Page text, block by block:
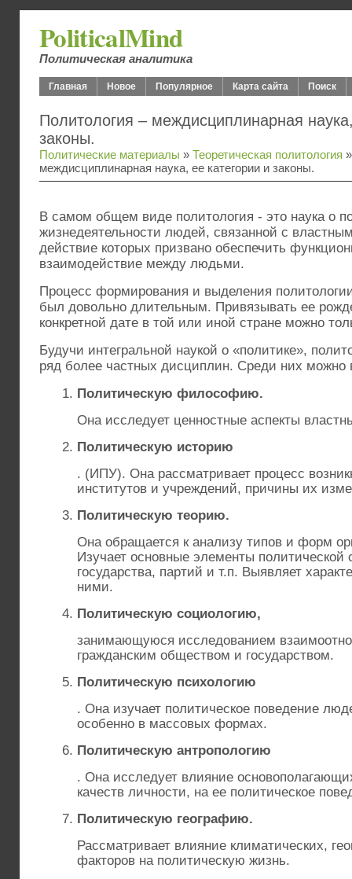
PoliticalMind
Политическая аналитика
Главная Новое Популярное Карта сайта Поиск
Политология – междисциплинарная
законы.
Политические материалы » Теоретическая политология
междисциплинарная наука, ее категории и законы.
В самом общем виде политология - это наука о
жизнедеятельности людей, связанной с
действие которых призвано обеспечить
взаимодействие между людьми.
Процесс формирования и выделения
был довольно длительным. Привязывать ее
конкретной дате в той или иной стране можно
Будучи интегральной наукой о «политике»,
ряд более частных дисциплин. Среди них можно
Политическую философию.
Она исследует ценностные аспекты
Политическую историю
. (ИПУ). Она рассматривает процесс
институтов и учреждений, причины их
Политическую теорию.
Она обращается к анализу типов и форм
Изучает основные элементы
государства, партий и т.п. Выявляет
ними.
Политическую социологию,
занимающуюся исследованием
гражданским обществом и государством.
Политическую психологию
. Она изучает политическое поведение
особенно в массовых формах.
Политическую антропологию
. Она исследует влияние
качеств личности, на ее политическое
Политическую географию.
Рассматривает влияние климатических,
факторов на политическую жизнь.